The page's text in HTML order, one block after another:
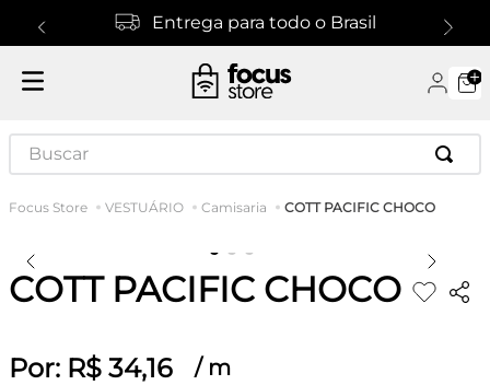
Entrega para todo o Brasil
Buscar
VESTUÁRIO Camisaria COTT PACIFIC CHOCO
COTT PACIFIC CHOCO
Por: R$ 34,16 / m